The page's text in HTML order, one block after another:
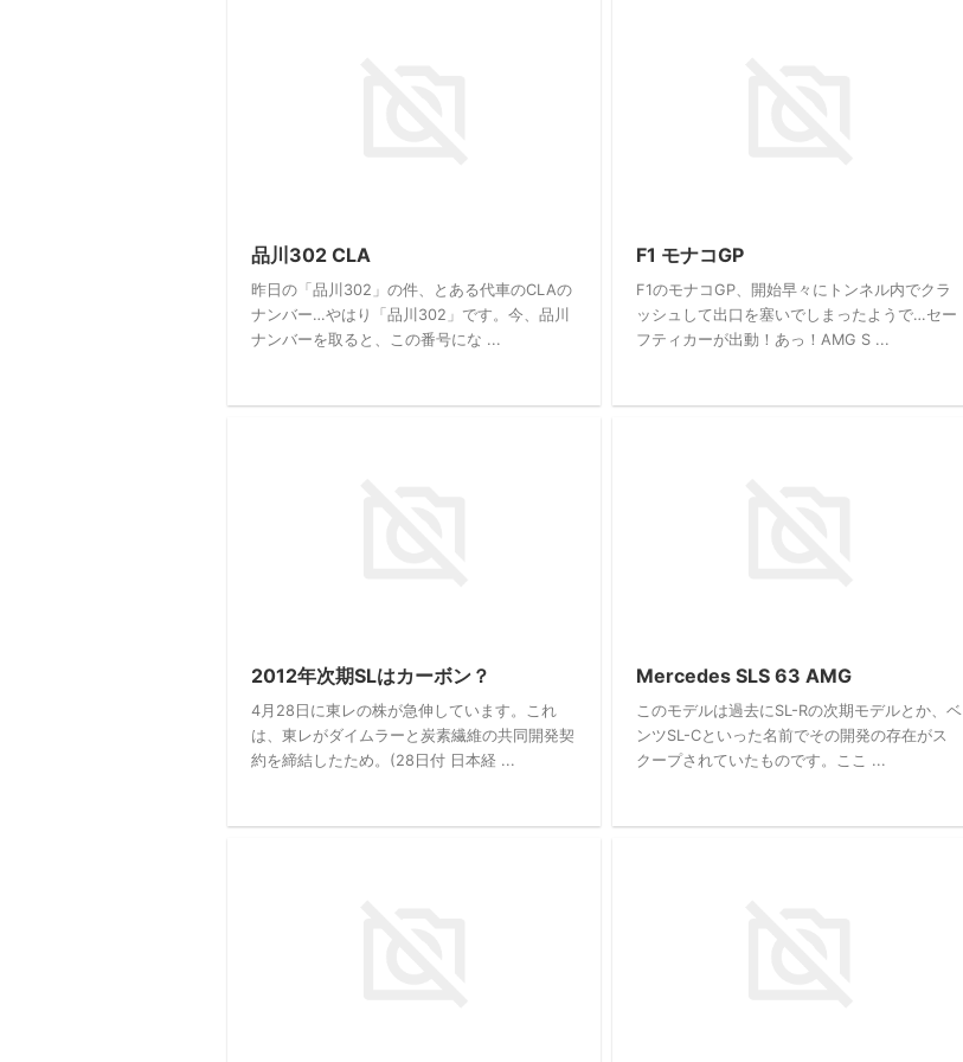
品川302 CLA
昨日の「品川302」の件、とある代車のCLAの
ナンバー…やはり「品川302」です。今、品川
ナンバーを取ると、この番号にな ...
F1 モナコGP
F1のモナコGP、開始早々にトンネル内でクラ
ッシュして出口を塞いでしまったようで…セー
フティカーが出動！あっ！AMG S ...
2012年次期SLはカーボン？
4月28日に東レの株が急伸しています。これ
は、東レがダイムラーと炭素繊維の共同開発契
約を締結したため。(28日付 日本経 ...
Mercedes SLS 63 AMG
このモデルは過去にSL-Rの次期モデルとか、ベ
ンツSL-Cといった名前でその開発の存在がス
クープされていたものです。ここ ...